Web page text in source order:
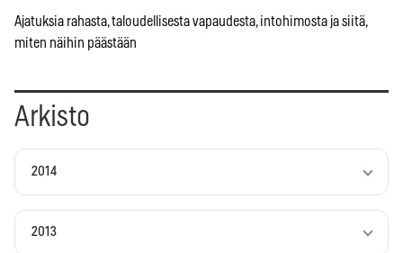
Ajatuksia rahasta, taloudellisesta vapaudesta, intohimosta ja siitä,
miten näihin päästään
Arkisto
2014
2013